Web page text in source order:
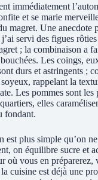
immédiatement
et se marie
magret. Une anecdote
servi des figues
; la combinaison a
Les coings,
durs et astringents ;
rappelant la
Les pommes sont les
elles
fondant.
est plus simple qu’on
on équilibre sucre et
où vous en préparerez,
cuisine est déjà une